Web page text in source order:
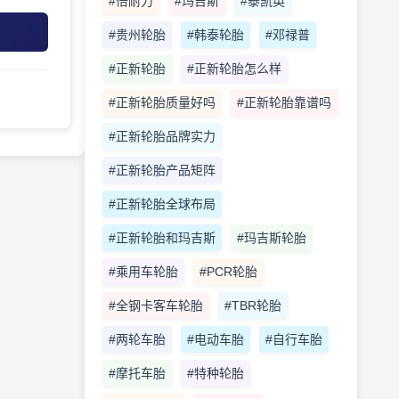
#贵州轮胎 #韩泰轮胎 #邓禄普
#正新轮胎 #正新轮胎怎么样
#正新轮胎质量好吗 #正新轮胎靠谱吗
#正新轮胎品牌实力
#正新轮胎产品矩阵
#正新轮胎全球布局
#正新轮胎和玛吉斯 #玛吉斯轮胎
#乘用车轮胎 #PCR轮胎
#全钢卡客车轮胎 #TBR轮胎
#两轮车胎 #电动车胎 #自行车胎
#摩托车胎 #特种轮胎